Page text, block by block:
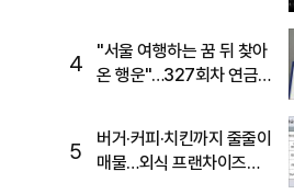
4
"서울 여행하는 꿈 뒤 찾아
온 행운"…327회차 연금
5
버거·커피·치킨까지 줄줄이
매물…외식 프랜차이즈